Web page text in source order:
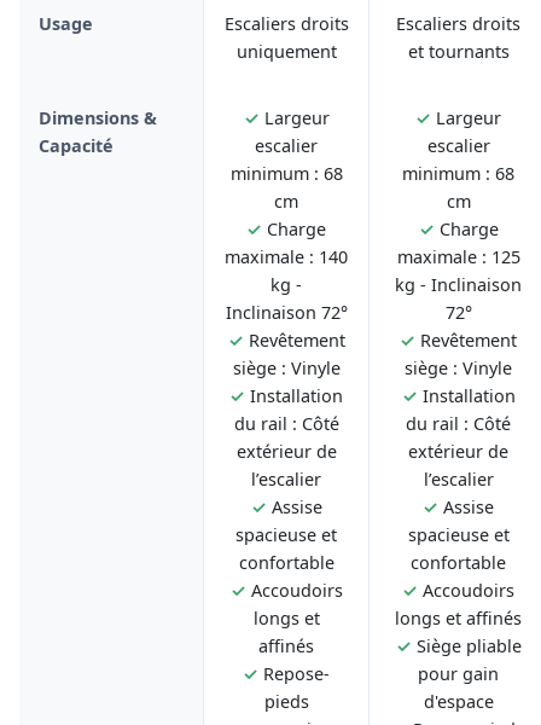
Usage
Escaliers droits
uniquement
Escaliers droits
et tournants
Dimensions &
Capacité
✓ Largeur
escalier
minimum : 68
cm
✓ Charge
maximale : 140
kg -
Inclinaison 72°
✓ Revêtement
siège : Vinyle
✓ Installation
du rail : Côté
extérieur de
l’escalier
✓ Assise
spacieuse et
confortable
✓ Accoudoirs
longs et
affinés
✓ Repose-
pieds
✓ Largeur
escalier
minimum : 68
cm
✓ Charge
maximale : 125
kg - Inclinaison
72°
✓ Revêtement
siège : Vinyle
✓ Installation
du rail : Côté
extérieur de
l’escalier
✓ Assise
spacieuse et
confortable
✓ Accoudoirs
longs et affinés
✓ Siège pliable
pour gain
d'espace